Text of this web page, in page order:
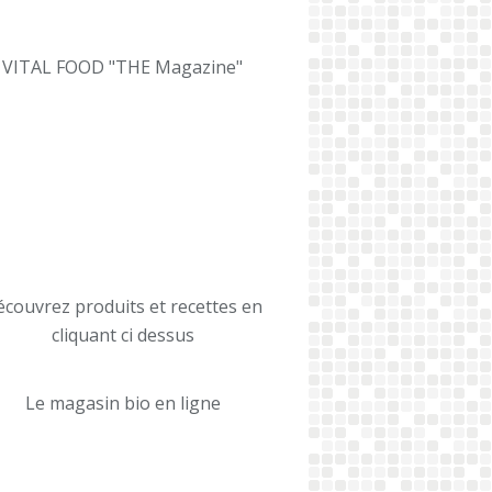
VITAL FOOD "THE Magazine"
produits et recettes en
cliquant ci dessus
Le magasin bio en ligne